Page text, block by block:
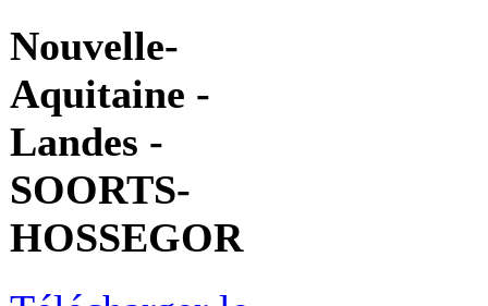
Nouvelle-
Aquitaine -
Landes -
SOORTS-
HOSSEGOR